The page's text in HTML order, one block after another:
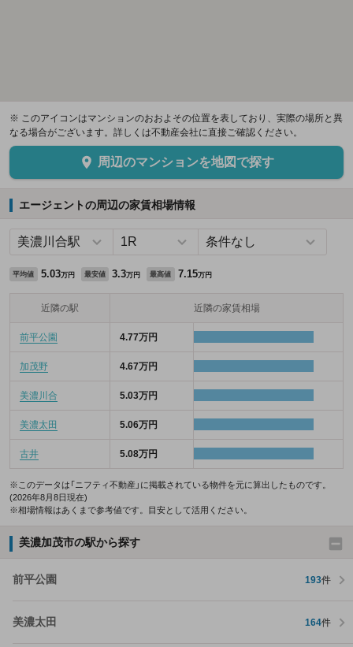
※ このアイコンはマンションのおおよその位置を表しており、実際の場所と異
なる場合がございます。詳しくは不動産会社に直接ご確認ください。
周辺のマンションを地図で探す
エージェントの周辺の家賃相場情報
平均値 5.03万円 最安値 3.3万円 最高値 7.15万円
近隣の駅 近隣の家賃相場
前平公園 4.77万円
加茂野 4.67万円
美濃川合 5.03万円
美濃太田 5.06万円
古井 5.08万円
※このデータは「ニフティ不動産」に掲載されている物件を元に算出したものです。
(2026年8月8日現在)
※相場情報はあくまで参考値です。目安として活用ください。
美濃加茂市の駅から探す
前平公園 193件
美濃太田 164件